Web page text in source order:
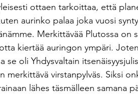
ottaen tarkoittaa, että
aurinko palaa joka vuosi
Merkittävää Plutossa on
kiertää auringon ympäri.
se oli Yhdysvaltain
merkittävä virstanpylväs. Siksi
lähes täsmälleen samana